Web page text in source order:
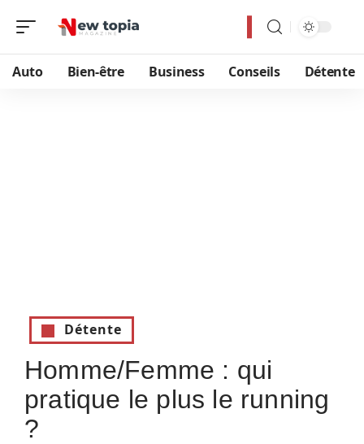
Auto Bien-être Business Conseils Détente
Détente
Homme/Femme : qui
pratique le plus le running
?